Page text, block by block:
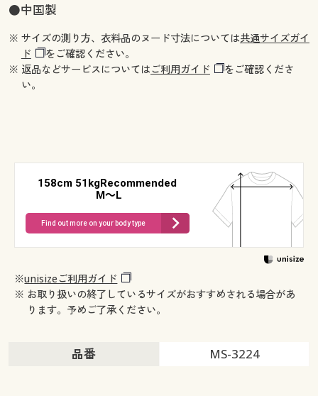
●中国製
※ サイズの測り方、衣料品のヌード寸法については共通サイズガイ
ド
をご確認ください。
※ 返品などサービスについてはご利用ガイド
をご確認くださ
い。
158cm 51kgRecommended
M～L
Find out more on your body type
※unisizeご利用ガイド
※ お取り扱いの終了しているサイズがおすすめされる場合があ
ります。予めご了承ください。
品番 MS-3224